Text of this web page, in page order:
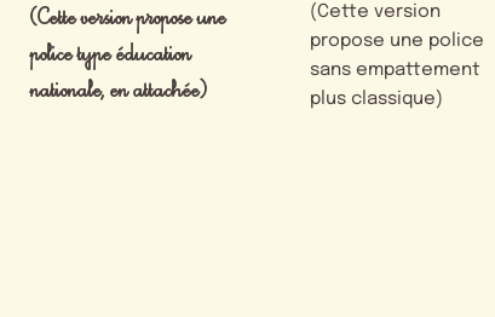
(Cette version propose une
police type éducation
nationale, en attachée)
(Cette version
propose une police
sans empattement
plus classique)